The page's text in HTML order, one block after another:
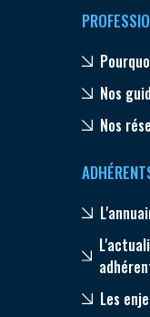
Nos
Nos
Les